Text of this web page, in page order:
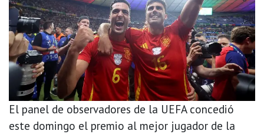
El panel de observadores de la UEFA concedió
este domingo el premio al mejor jugador de la